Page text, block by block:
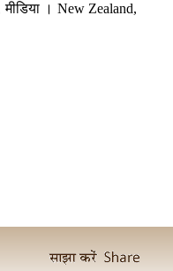
मीडिया । New Zealand,